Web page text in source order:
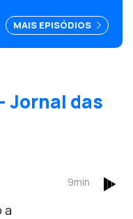
MAIS EPISÓDIOS
Jornal das
a
9min